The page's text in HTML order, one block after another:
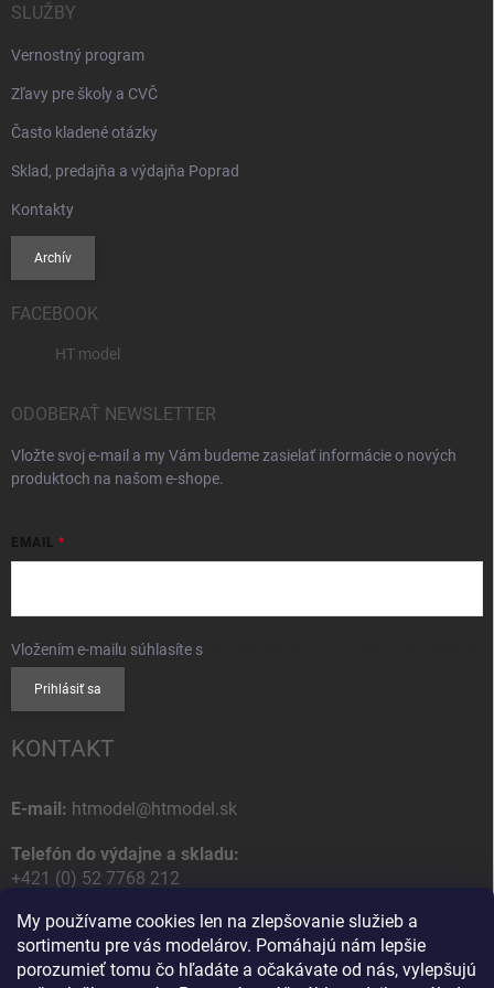
My používame cookies len na zlepšovanie služieb a
sortimentu pre vás modelárov. Pomáhajú nám lepšie
porozumieť tomu čo hľadáte a očakávate od nás, vylepšujú
SLUŽBY
Vernostný program
Zľavy pre školy a CVČ
Často kladené otázky
Sklad, predajňa a výdajňa Poprad
Kontakty
Archív
FACEBOOK
HT model
ODOBERAŤ NEWSLETTER
Vložte svoj e-mail a my Vám budeme zasielať informácie o nových
produktoch na našom e-shope.
EMAIL
Vložením e-mailu súhlasíte s
Prihlásiť sa
KONTAKT
E-mail: htmodel@htmodel.sk
Telefón do výdajne a skladu:
+421 (0) 52 7768 212
Poštová / Odberná adresa:
HT model
Na letisko 49